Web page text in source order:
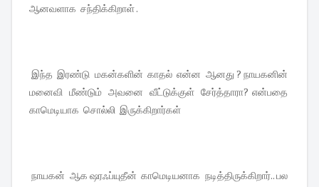
ஆனவளாக சந்திக்கிறாள் .
இந்த இரண்டு மகன்களின் காதல் என்ன ஆனது ? நாயகனின்
மனைவி மீண்டும் அவனை வீட்டுக்குள் சேர்த்தாரா? என்பதை
காமெடியாக சொல்லி இருக்கிறார்கள்
நாயகன் ஆக ஷரஃப்யுதீன் காமெடியனாக நடித்திருக்கிறார்.. பல